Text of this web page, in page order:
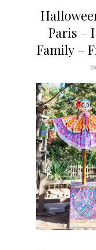
Paris –
Family –